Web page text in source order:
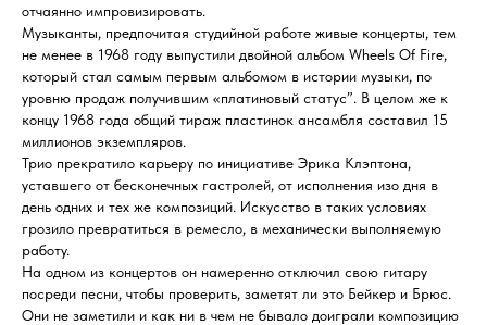
отчаянно импровизировать.
Музыканты, предпочитая студийной работе живые концерты, тем
не менее в 1968 году выпустили двойной альбом Wheels Of Fire,
который стал самым первым альбомом в истории музыки, по
уровню продаж получившим «платиновый статус”. В целом же к
концу 1968 года общий тираж пластинок ансамбля составил 15
миллионов экземпляров.
Трио прекратило карьеру по инициативе Эрика Клэптона,
уставшего от бесконечных гастролей, от исполнения изо дня в
день одних и тех же композиций. Искусство в таких условиях
грозило превратиться в ремесло, в механически выполняемую
работу.
На одном из концертов он намеренно отключил свою гитару
посреди песни, чтобы проверить, заметят ли это Бейкер и Брюс.
Они не заметили и как ни в чем не бывало доиграли композицию